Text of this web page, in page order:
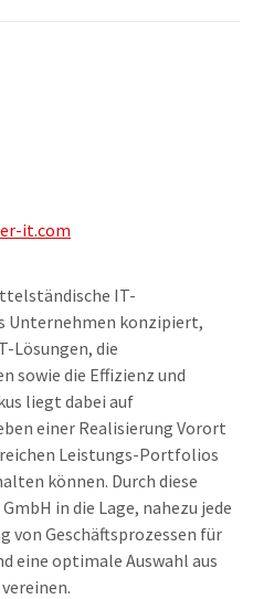
it.com
IT-
Unternehmen konzipiert,
Lösungen, die
sowie die Effizienz und
liegt dabei auf
einer Realisierung Vorort
Leistungs-Portfolios
können. Durch diese
in die Lage, nahezu jede
von Geschäftsprozessen für
eine optimale Auswahl aus